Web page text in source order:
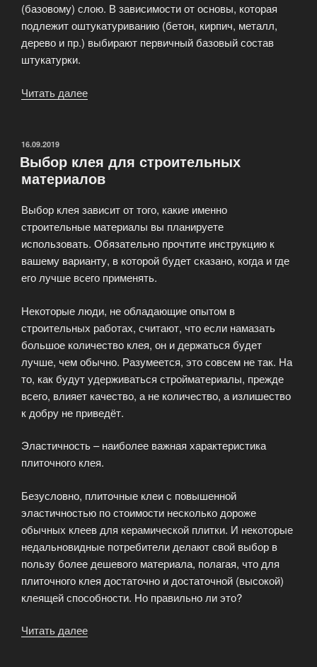
(базовому) слою. В зависимости от основы, которая
подлежит оштукатуриванию (бетон, кирпич, металл,
дерево и пр.) выбирают первичный базовый состав
штукатурки.
Читать далее
ОПУБЛИКОВАНО
16.09.2019
Выбор клея для строительных
материалов
Выбор клея зависит от того, какие именно
строительные материалы вы планируете
использовать. Обязательно прочтите инструкцию к
вашему варианту, в которой будет сказано, когда и где
его лучше всего применять.
Некоторые люди, не обладающие опытом в
строительных работах, считают, что если намазать
большое количество клея, он и держаться будет
лучше, чем обычно. Разумеется, это совсем не так. На
то, как будут удерживаться стройматериалы, прежде
всего, влияет качество, а не количество, а излишество
к добру не приведёт.
Эластичность – наиболее важная характеристика
плиточного клея.
Безусловно, плиточные клеи с повышенной
эластичностью по стоимости несколько дороже
обычных клеев для керамической плитки. И некоторые
недальновидные потребители делают свой выбор в
пользу более дешевого материала, полагая, что для
плиточного клея достаточно и достаточной (высокой)
клеящей способности. Но правильно ли это?
Читать далее